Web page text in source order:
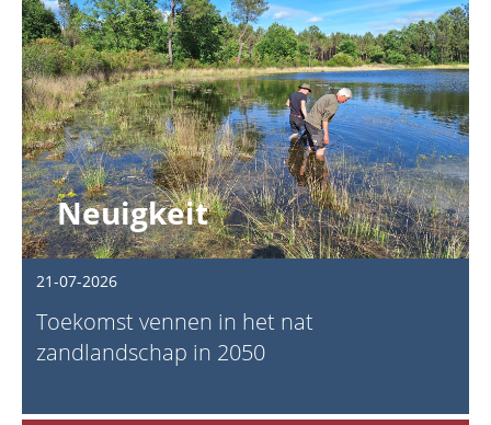
Neuigkeit
21-07-2026
Toekomst vennen in het nat
zandlandschap in 2050